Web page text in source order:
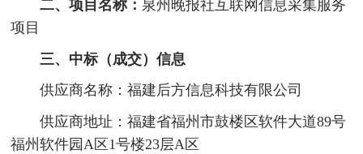
二、项目名称： 泉州晚报社互联网信息采集服务
项目
三、中标（成交）信息
供应商名称：福建后方信息科技有限公司
供应商地址：福建省福州市鼓楼区软件大道89号
福州软件园A区1号楼23层A区